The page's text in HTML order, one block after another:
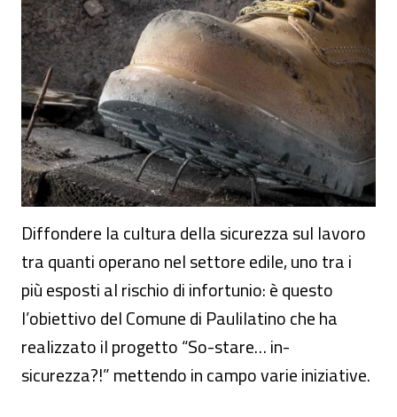
Diffondere la cultura della sicurezza sul lavoro
tra quanti operano nel settore edile, uno tra i
più esposti al rischio di infortunio: è questo
l’obiettivo del Comune di Paulilatino che ha
realizzato il progetto “So-stare… in-
sicurezza?!” mettendo in campo varie iniziative.